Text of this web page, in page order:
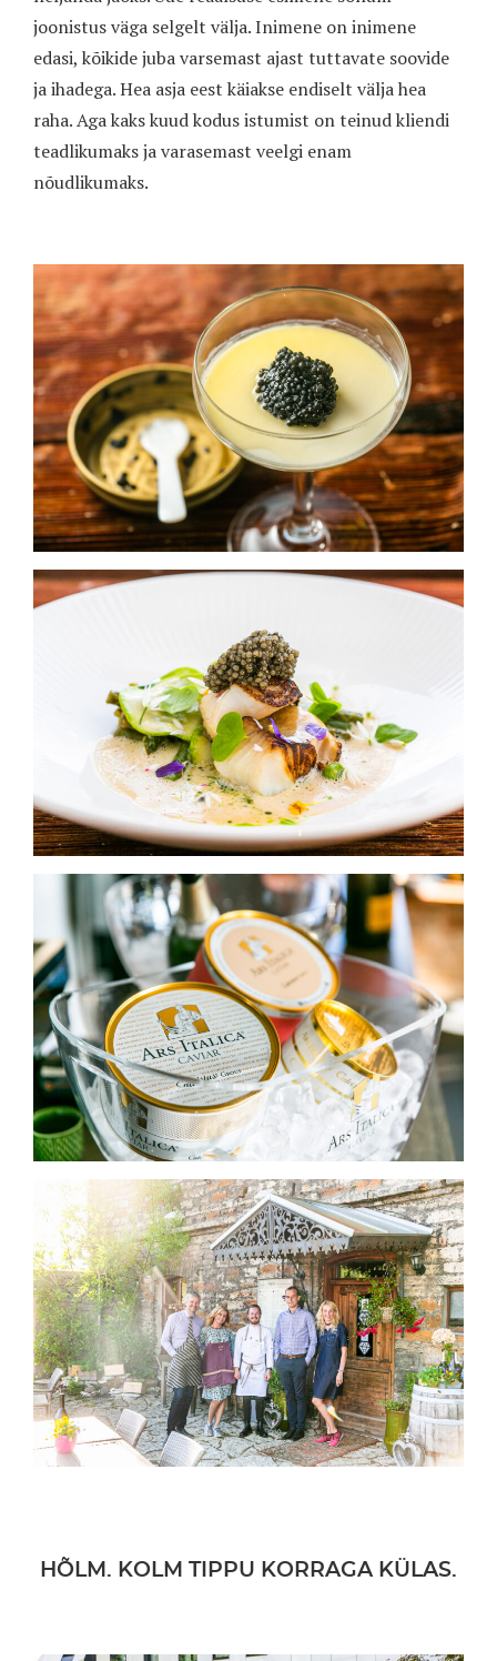
joonistus väga selgelt välja. Inimene on inimene
edasi, kõikide juba varsemast ajast tuttavate soovide
ja ihadega. Hea asja eest käiakse endiselt välja hea
raha. Aga kaks kuud kodus istumist on teinud kliendi
teadlikumaks ja varasemast veelgi enam
nõudlikumaks.
HÕLM. KOLM TIPPU KORRAGA KÜLAS.